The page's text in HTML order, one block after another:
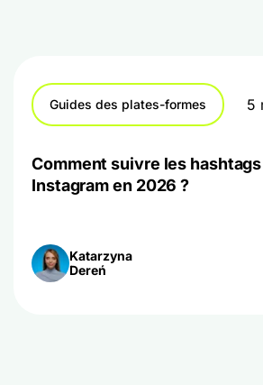
Guides des plates-formes 5
Comment suivre les hashtags
Instagram en 2026 ?
Katarzyna
Dereń